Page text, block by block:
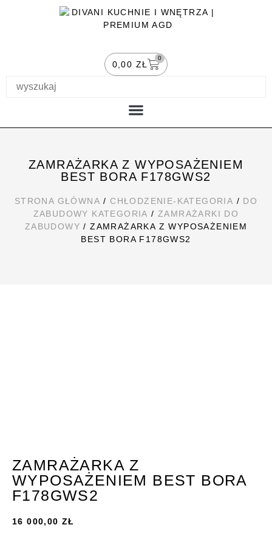
0,00 ZŁ
0
ZAMRAŻARKA Z WYPOSAŻENIEM
BEST BORA F178GWS2
STRONA GŁÓWNA /CHŁODZENIE-KATEGORIA / DO
ZABUDOWY KATEGORIA / ZAMRAŻARKI DO
ZABUDOWY / ZAMRAŻARKA Z WYPOSAŻENIEM
BEST BORA F178GWS2
ZAMRAŻARKA Z
WYPOSAŻENIEM BEST BORA
F178GWS2
16 000,00ZŁ